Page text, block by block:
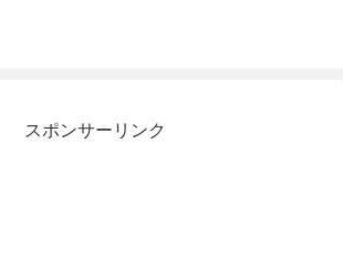
スポンサーリンク